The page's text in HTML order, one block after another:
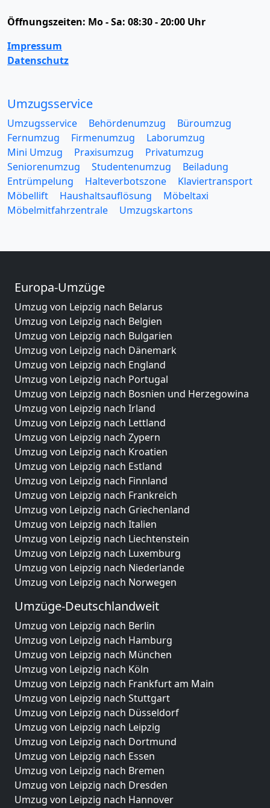
Öffnungszeiten: Mo - Sa: 08:30 - 20:00 Uhr
Impressum
Datenschutz
Umzugsservice
Umzugsservice Behördenumzug
Büroumzug
Fernumzug
Firmenumzug
Laborumzug
Mini Umzug
Praxisumzug
Privatumzug
Seniorenumzug
Studentenumzug
Beiladung
Entrümpelung
Halteverbotszone
Klaviertransport
Möbellift
Haushaltsauflösung
Möbeltaxi
Möbelmitfahrzentrale
Umzugskartons
Europa-Umzüge
Umzug von Leipzig nach Belarus
Umzug von Leipzig nach Belgien
Umzug von Leipzig nach Bulgarien
Umzug von Leipzig nach Dänemark
Umzug von Leipzig nach England
Umzug von Leipzig nach Portugal
Umzug von Leipzig nach Bosnien und Herzegowina
Umzug von Leipzig nach Irland
Umzug von Leipzig nach Lettland
Umzug von Leipzig nach Zypern
Umzug von Leipzig nach Kroatien
Umzug von Leipzig nach Estland
Umzug von Leipzig nach Finnland
Umzug von Leipzig nach Frankreich
Umzug von Leipzig nach Griechenland
Umzug von Leipzig nach Italien
Umzug von Leipzig nach Liechtenstein
Umzug von Leipzig nach Luxemburg
Umzug von Leipzig nach Niederlande
Umzug von Leipzig nach Norwegen
Umzüge-Deutschlandweit
Umzug von Leipzig nach Berlin
Umzug von Leipzig nach Hamburg
Umzug von Leipzig nach München
Umzug von Leipzig nach Köln
Umzug von Leipzig nach Frankfurt am Main
Umzug von Leipzig nach Stuttgart
Umzug von Leipzig nach Düsseldorf
Umzug von Leipzig nach Leipzig
Umzug von Leipzig nach Dortmund
Umzug von Leipzig nach Essen
Umzug von Leipzig nach Bremen
Umzug von Leipzig nach Dresden
Umzug von Leipzig nach Hannover